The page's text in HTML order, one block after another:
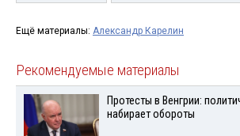
Ещё материалы: Александр Карелин
Рекомендуемые материалы
Протесты в Венгрии:
набирает обороты